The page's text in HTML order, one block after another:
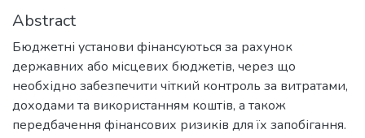
Abstract
Бюджетні установи фінансуються за рахунок
державних або місцевих бюджетів, через що
необхідно забезпечити чіткий контроль за витратами,
доходами та використанням коштів, а також
передбачення фінансових ризиків для їх запобігання.